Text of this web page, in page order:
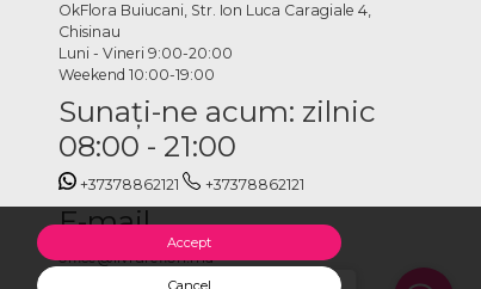
Accept
Cancel
OkFlora Buiucani, Str. Ion Luca Caragiale 4,
Chisinau
Luni - Vineri 9:00-20:00
Weekend 10:00-19:00
Sunaţi-ne acum: zilnic
08:00 - 21:00
+37378862121 +37378862121
E-mail
office@livrareflori.md